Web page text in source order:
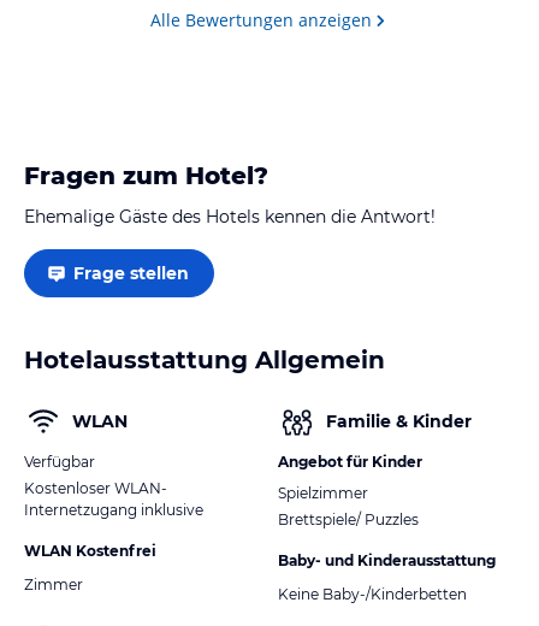
Alle Bewertungen anzeigen
Fragen zum Hotel?
Ehemalige Gäste des Hotels kennen die Antwort!
Frage stellen
Hotelausstattung Allgemein
WLAN
Verfügbar
Kostenloser WLAN-
Internetzugang inklusive
WLAN Kostenfrei
Zimmer
Familie & Kinder
Angebot für Kinder
Spielzimmer
Brettspiele/ Puzzles
Baby- und Kinderausstattung
Keine Baby-/Kinderbetten